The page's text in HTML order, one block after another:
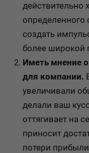
действительно
определенного
создать
более широкой
Иметь мнение
для компании.
увеличивали
делали ваш
оттягивает на
приносит
потери